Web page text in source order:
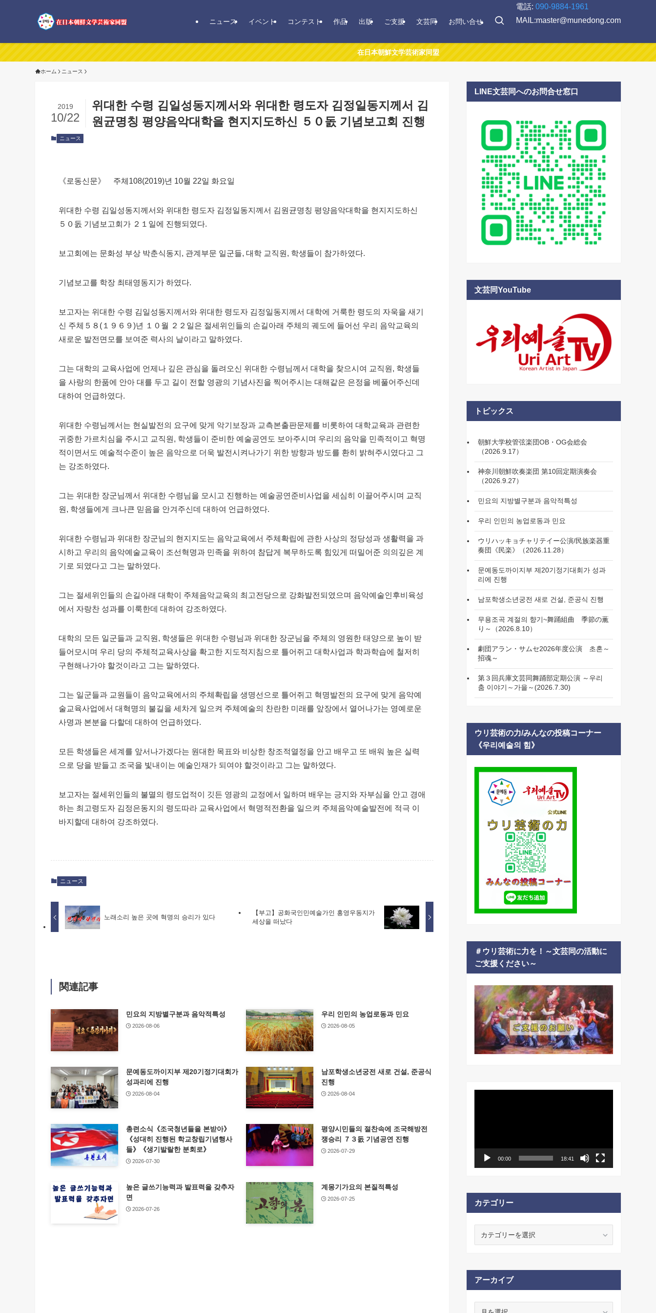
ニュース イベント コンテスト 作品 出版 ご支援 文芸同 お問い合せ
電話: 090-9884-1961
MAIL:master@munedong.com
在日本朝鮮文学芸術家同盟
ホーム ニュース
위대한 수령 김일성동지께서와 위대한 령도자 김정일동지께서 김
원균명칭 평양음악대학을 현지지도하신 ５０돐 기념보고회 진행
2019
10/22
ニュース
《로동신문》 주체108(2019)년 10월 22일 화요일
위대한 수령 김일성동지께서와 위대한 령도자 김정일동지께서 김원균명칭 평양음악대학을 현지지도하신
５０돐 기념보고회가 ２１일에 진행되였다.
보고회에는 문화성 부상 박춘식동지, 관계부문 일군들, 대학 교직원, 학생들이 참가하였다.
기념보고를 학장 최태영동지가 하였다.
보고자는 위대한 수령 김일성동지께서와 위대한 령도자 김정일동지께서 대학에 거룩한 령도의 자욱을 새기
신 주체５８(１９６９)년 １０월 ２２일은 절세위인들의 손길아래 주체의 궤도에 들어선 우리 음악교육의
새로운 발전면모를 보여준 력사의 날이라고 말하였다.
그는 대학의 교육사업에 언제나 깊은 관심을 돌려오신 위대한 수령님께서 대학을 찾으시여 교직원, 학생들
을 사랑의 한품에 안아 대를 두고 길이 전할 영광의 기념사진을 찍어주시는 대해같은 은정을 베풀어주신데
대하여 언급하였다.
위대한 수령님께서는 현실발전의 요구에 맞게 악기보장과 교측본출판문제를 비롯하여 대학교육과 관련한
귀중한 가르치심을 주시고 교직원, 학생들이 준비한 예술공연도 보아주시며 우리의 음악을 민족적이고 혁명
적이면서도 예술적수준이 높은 음악으로 더욱 발전시켜나가기 위한 방향과 방도를 환히 밝혀주시였다고 그
는 강조하였다.
그는 위대한 장군님께서 위대한 수령님을 모시고 진행하는 예술공연준비사업을 세심히 이끌어주시며 교직
원, 학생들에게 크나큰 믿음을 안겨주신데 대하여 언급하였다.
위대한 수령님과 위대한 장군님의 현지지도는 음악교육에서 주체확립에 관한 사상의 정당성과 생활력을 과
시하고 우리의 음악예술교육이 조선혁명과 민족을 위하여 참답게 복무하도록 힘있게 떠밀어준 의의깊은 계
기로 되였다고 그는 말하였다.
그는 절세위인들의 손길아래 대학이 주체음악교육의 최고전당으로 강화발전되였으며 음악예술인후비육성
에서 자랑찬 성과를 이룩한데 대하여 강조하였다.
대학의 모든 일군들과 교직원, 학생들은 위대한 수령님과 위대한 장군님을 주체의 영원한 태양으로 높이 받
들어모시며 우리 당의 주체적교육사상을 확고한 지도적지침으로 틀어쥐고 대학사업과 학과학습에 철저히
구현해나가야 할것이라고 그는 말하였다.
그는 일군들과 교원들이 음악교육에서의 주체확립을 생명선으로 틀어쥐고 혁명발전의 요구에 맞게 음악예
술교육사업에서 대혁명의 불길을 세차게 일으켜 주체예술의 찬란한 미래를 앞장에서 열어나가는 영예로운
사명과 본분을 다할데 대하여 언급하였다.
모든 학생들은 세계를 앞서나가겠다는 원대한 목표와 비상한 창조적열정을 안고 배우고 또 배워 높은 실력
으로 당을 받들고 조국을 빛내이는 예술인재가 되여야 할것이라고 그는 말하였다.
보고자는 절세위인들의 불멸의 령도업적이 깃든 영광의 교정에서 일하며 배우는 긍지와 자부심을 안고 경애
하는 최고령도자 김정은동지의 령도따라 교육사업에서 혁명적전환을 일으켜 주체음악예술발전에 적극 이
바지할데 대하여 강조하였다.
ニュース
노래소리 높은 곳에 혁명의 승리가 있다
【부고】공화국인민예술가인 홍영우동지가
세상을 떠났다
関連記事
민요의 지방별구분과 음악적특성
2026-08-06
우리 인민의 농업로동과 민요
2026-08-05
문예동도까이지부 제20기정기대회가
성과리에 진행
2026-08-04
남포학생소년궁전 새로 건설, 준공식
진행
2026-08-04
총련소식《조국청년들을 본받아》
《성대히 진행된 학교창립기념행사
들》《생기발랄한 분회로》
2026-07-30
평양시민들의 절찬속에 조국해방전
쟁승리 ７３돐 기념공연 진행
2026-07-29
높은 글쓰기능력과 발표력을 갖추자
면
2026-07-26
계몽기가요의 본질적특성
2026-07-25
LINE文芸同へのお問合せ窓口
文芸同YouTube
トピックス
朝鮮大学校管弦楽団OB・OG会総会
（2026.9.17）
神奈川朝鮮吹奏楽団 第10回定期演奏会
（2026.9.27）
민요의 지방별구분과 음악적특성
우리 인민의 농업로동과 민요
ウリハッキョチャリテイー公演/民族楽器重
奏団《民楽》（2026.11.28）
문예동도까이지부 제20기정기대회가 성과
리에 진행
남포학생소년궁전 새로 건설, 준공식 진행
무용조곡 계절의 향기~舞踊組曲 季節の薫
り～（2026.8.10）
劇団アラン・サムセ2026年度公演 초혼～
招魂～
第３回兵庫文芸同舞踊部定期公演 ～우리
춤 이야기～가을～(2026.7.30)
ウリ芸術の力/みんなの投稿コーナー
《우리예술의 힘》
＃ウリ芸術に力を！～文芸同の活動に
ご支援ください～
ヤ
00:00 18:41
カテゴリー
ー
アーカイブ